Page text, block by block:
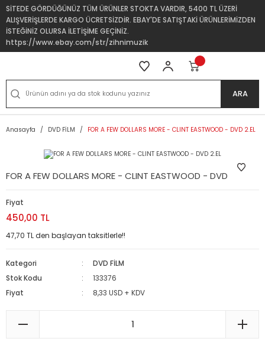
SİTEDE GÖRDÜĞÜNÜZ TÜM ÜRÜNLER STOKTA VARDIR, 5400 TL ÜZERİ
ALIŞVERİŞLERDE KARGO ÜCRETSİZDİR. EBAY'DE SATIŞTAKİ ÜRÜNLERİMİZDEN
İSTEĞİNİZ OLURSA İLETİŞİME GEÇİNİZ.
https://www.ebay.com/str/zihnimuzik
ARA
Anasayfa DVD FİLM FOR A FEW DOLLARS MORE - CLINT EASTWOOD - DVD 2.EL
FOR A FEW DOLLARS MORE - CLINT EASTWOOD - DVD 2.EL
Fiyat
450,00 TL
47,70 TL den başlayan taksitlerle!!
Kategori
DVD FİLM
Stok Kodu
133376
Fiyat
8,33 USD + KDV